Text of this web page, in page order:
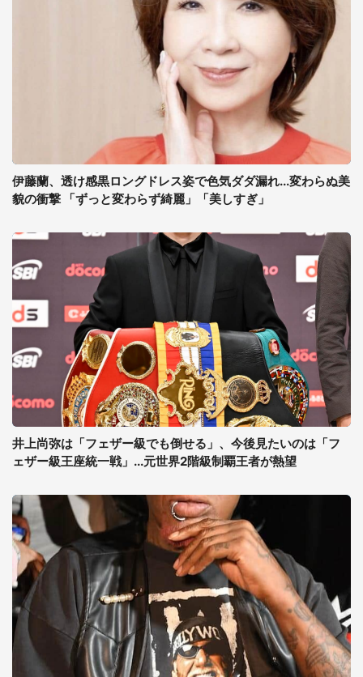
伊藤蘭、透け感黒ロングドレス姿で色気ダダ漏れ...変わらぬ美
貌の衝撃 「ずっと変わらず綺麗」「美しすぎ」
井上尚弥は「フェザー級でも倒せる」、今後見たいのは「フ
ェザー級王座統一戦」...元世界2階級制覇王者が熱望